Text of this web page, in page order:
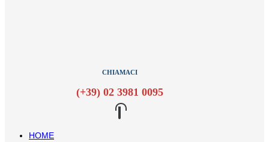
CHIAMACI
(+39) 02 3981 0095
HOME